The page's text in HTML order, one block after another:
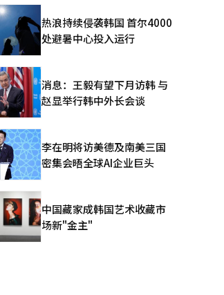
热浪持续侵袭韩国 首尔4000
处避暑中心投入运行
消息：王毅有望下月访韩 与
赵显举行韩中外长会谈
李在明将访美德及南美三国
密集会晤全球AI企业巨头
中国藏家成韩国艺术收藏市
场新"金主"